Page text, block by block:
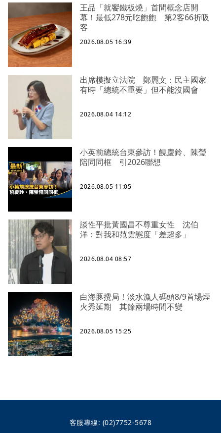
王品「就饗鐵板燒」首間概念店開
幕！最低278元吃飽飽 第2客66折吸
客
2026.08.05 16:39
出席模擬立法院 鄭麗文：民主國家
有時「總統不重要」但不能沒國會
2026.08.04 14:12
小英前總統台東參訪！饒慶鈴、陳瑩
陪同同框 引2026聯想
2026.08.05 11:05
談性平批黃國昌不尊重女性 沈伯
洋：對我和范雲態度「差超多」
2026.08.04 08:57
白海豚攪局！淡水漁人碼頭8/9首場煙
火秀延期 其餘兩場時間不變
2026.08.05 15:25
客服專線: (02)7752-5678